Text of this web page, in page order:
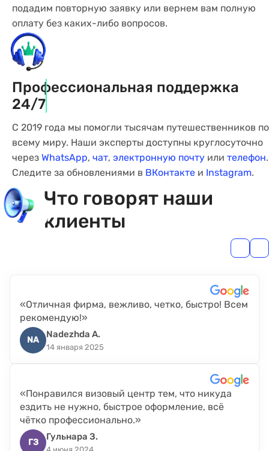
подадим повторную заявку или вернем вам полную
оплату без каких-либо вопросов.
Профессиональная поддержка
24/7
С 2019 года мы помогли тысячам путешественников по
всему миру. Наши эксперты доступны круглосуточно
через WhatsApp, чат, электронную почту или телефон.
Следите за обновлениями в ВКонтакте и Instagram.
Что говорят наши
клиенты
«Отличная фирма, вежливо, четко, быстро! Всем
рекомендую!»
NA
Nadezhda A.
14 января 2025
«Понравился визовый центр тем, что никуда
ездить не нужно, быстрое оформление, всё
чётко профессионально.»
ГЗ
Гульнара З.